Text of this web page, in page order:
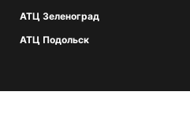
АТЦ Зеленоград
АТЦ Подольск